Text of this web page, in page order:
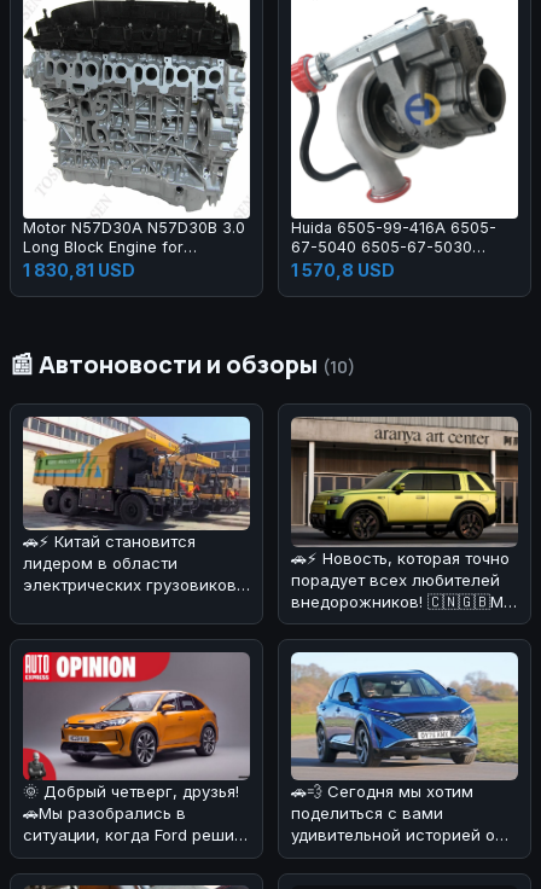
Motor N57D30A N57D30B 3.0
Long Block Engine for
Remanufactured with Warranty
1 830,81 USD
Huida 6505-99-416A 6505-
67-5040 6505-67-5030
Turbocharger Turbo Kit for
PC200 PC300 PC400
1 570,8 USD
📰 Автоновости и обзоры (10)
🚗⚡ Китай становится
лидером в области
электрических грузовиков!
начал работат
🚗⚡ Новость, которая точно
порадует всех любителей
внедорожников! 🇨🇳🇬🇧Мы
разобрались в деталях и
🌞 Добрый четверг, друзья!
🚗Мы разобрались в
ситуации, когда Ford решил
объединиться с китайскими
б
🚗💨 Сегодня мы хотим
поделиться с вами
удивительной историей о
Nissan Qashqai, который
сумел преодо